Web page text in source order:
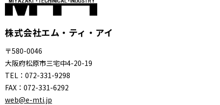
株式会社エム・ティ・アイ
〒580-0046
大阪府松原市三宅中4-20-19
TEL： 072-331-9298
FAX： 072-331-6292
web@e-mti.jp